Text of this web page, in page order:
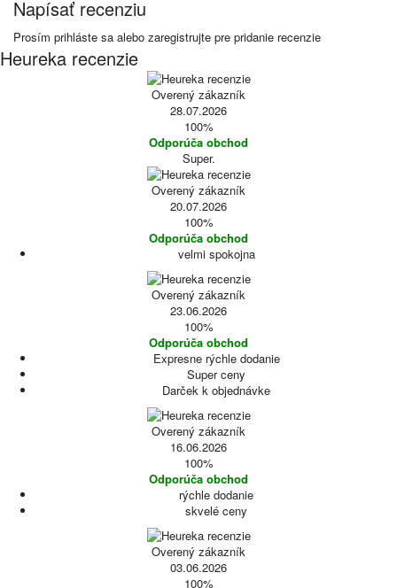
Napísať recenziu
Prosím prihláste sa alebo zaregistrujte pre pridanie recenzie
Heureka recenzie
Overený zákazník
28.07.2026
100%
Odporúča obchod
Super.
Overený zákazník
20.07.2026
100%
Odporúča obchod
velmi spokojna
Overený zákazník
23.06.2026
100%
Odporúča obchod
Expresne rýchle dodanie
Super ceny
Darček k objednávke
Overený zákazník
16.06.2026
100%
Odporúča obchod
rýchle dodanie
skvelé ceny
Overený zákazník
03.06.2026
100%